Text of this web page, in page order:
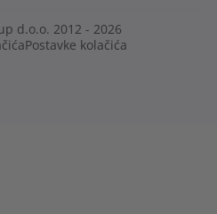
d.o.o. 2012 - 2026
Postavke kolačića